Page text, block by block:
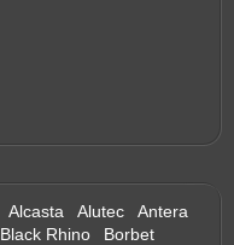
Alcasta Alutec
Antera
Black Rhino
Borbet